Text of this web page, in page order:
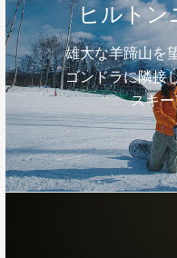
ヒルトン
雄大な羊蹄山を
ゴンドラに隣接
スキ